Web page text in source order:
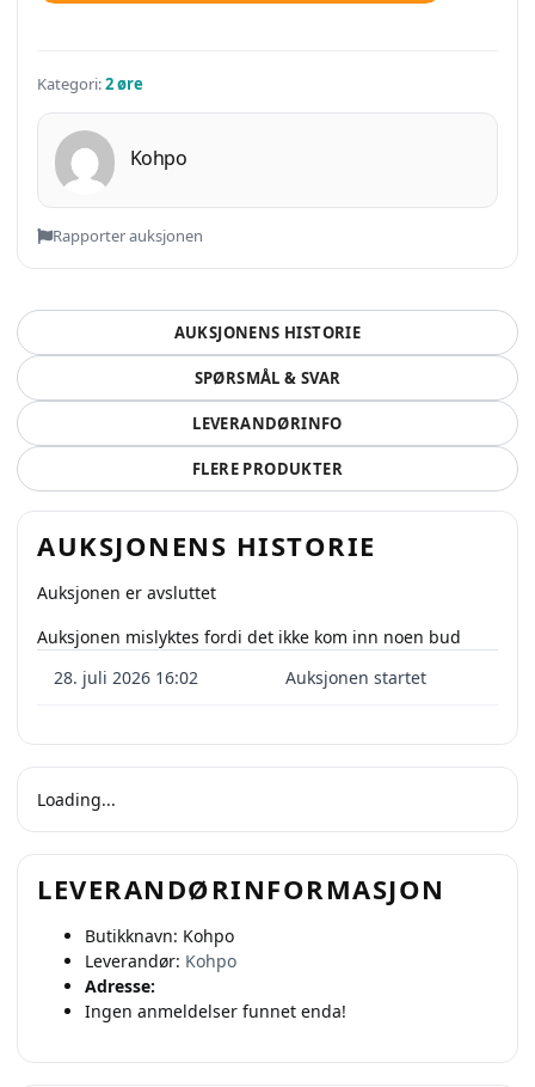
Kategori:2 øre
Kohpo
Rapporter auksjonen
AUKSJONENS HISTORIE
SPØRSMÅL & SVAR
LEVERANDØRINFO
FLERE PRODUKTER
AUKSJONENS HISTORIE
Auksjonen er avsluttet
Auksjonen mislyktes fordi det ikke kom inn noen bud
28. juli 2026 16:02
Auksjonen startet
Loading...
LEVERANDØRINFORMASJON
Butikknavn: Kohpo
Leverandør: Kohpo
Adresse:
Ingen anmeldelser funnet enda!
Selg smartere – helt
gratis på QXL.no